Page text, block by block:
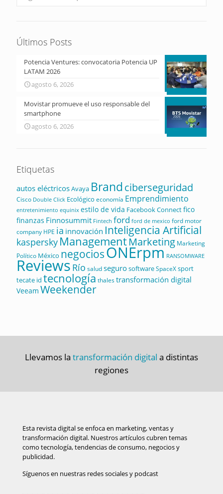
Últimos Posts
Potencia Ventures: convocatoria Potencia UP
LATAM 2026
agosto 6, 2026
Movistar promueve el uso responsable del
smartphone
agosto 6, 2026
Etiquetas
autos eléctricosAvaya Brandciberseguridad
Cisco Double Click Ecológico economía Emprendimiento
entretenimiento equinix estilo de vida Facebook Connectfico
finanzas Finnosummit Fintech ford ford de mexico ford motor
company HPE ia innovación Inteligencia Artificial
kaspersky ManagementMarketing Marketing
Político México negociosONErpm RANSOMWARE
Reviews Río saludsegurosoftwareSpaceXsport
tecate id tecnología thalestransformación digital
Veeam Weekender
Llevamos la transformación digital a distintas
regiones
Esta revista digital se enfoca en marketing, ventas y
transformación digital. Nuestros artículos cubren temas
como tecnología, tendencias de consumo, negocios y
publicidad.
Síguenos en nuestras redes sociales y podcast